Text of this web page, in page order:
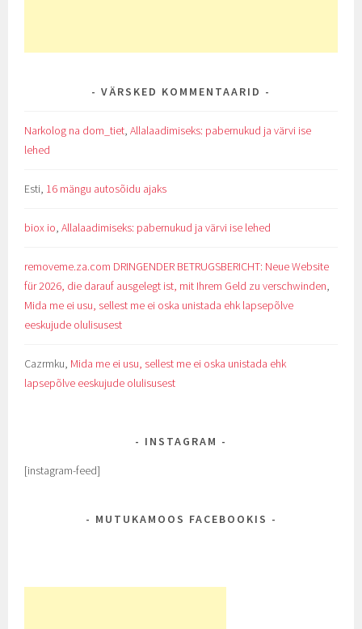
VÄRSKED KOMMENTAARID
Narkolog na dom_tiet,Allalaadimiseks: pabernukud ja värvi ise
lehed
Esti, 16 mängu autosõidu ajaks
biox io,Allalaadimiseks: pabernukud ja värvi ise lehed
removeme.za.com DRINGENDER BETRUGSBERICHT: Neue Website
für 2026, die darauf ausgelegt ist, mit Ihrem Geld zu verschwinden,
Mida me ei usu, sellest me ei oska unistada ehk lapsepõlve
eeskujude olulisusest
Cazrmku, Mida me ei usu, sellest me ei oska unistada ehk
lapsepõlve eeskujude olulisusest
INSTAGRAM
[instagram-feed]
MUTUKAMOOS FACEBOOKIS